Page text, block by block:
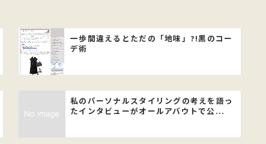
一歩間違えるとただの「地味」?!黒のコー
デ術
私のパーソナルスタイリングの考えを語っ
たインタビューがオールアバウトで公...